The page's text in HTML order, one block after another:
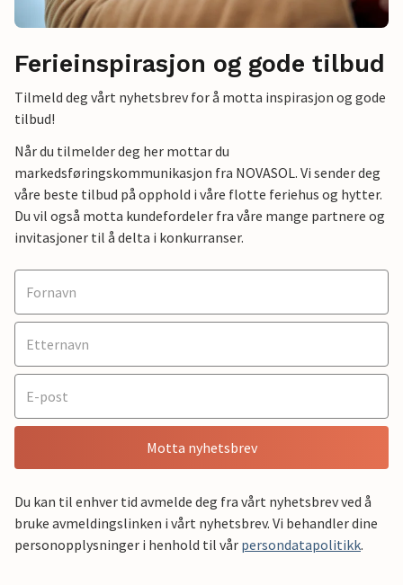
Ferieinspirasjon og gode tilbud
Tilmeld deg vårt nyhetsbrev for å motta inspirasjon og gode
tilbud!
Når du tilmelder deg her mottar du
markedsføringskommunikasjon fra NOVASOL. Vi sender deg
våre beste tilbud på opphold i våre flotte feriehus og hytter.
Du vil også motta kundefordeler fra våre mange partnere og
invitasjoner til å delta i konkurranser.
Motta nyhetsbrev
Du kan til enhver tid avmelde deg fra vårt nyhetsbrev ved å
bruke avmeldingslinken i vårt nyhetsbrev. Vi behandler dine
personopplysninger i henhold til vår persondatapolitikk.